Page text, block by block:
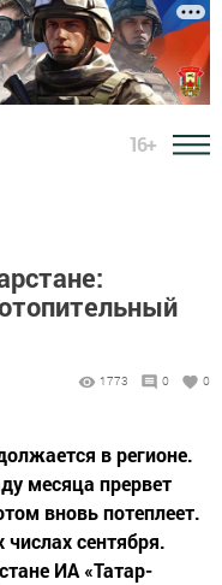
16+
1773 0 0
в регионе.
месяца прервет
вновь потеплеет.
числах сентября.
ИА «Татар-